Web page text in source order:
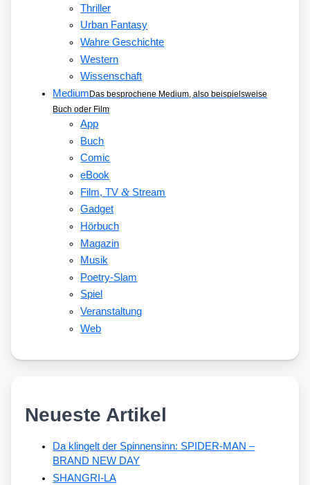
Thriller
Urban Fantasy
Wahre Geschichte
Western
Wissenschaft
Medium Das besprochene Medium, also beispielsweise
Buch oder Film
App
Buch
Comic
eBook
Film, TV&Stream
Gadget
Hörbuch
Magazin
Musik
Poetry-Slam
Spiel
Veranstaltung
Web
Neueste Artikel
Da klingelt der Spinnensinn: SPIDER-MAN –
BRAND NEW DAY
SHANGRI-LA